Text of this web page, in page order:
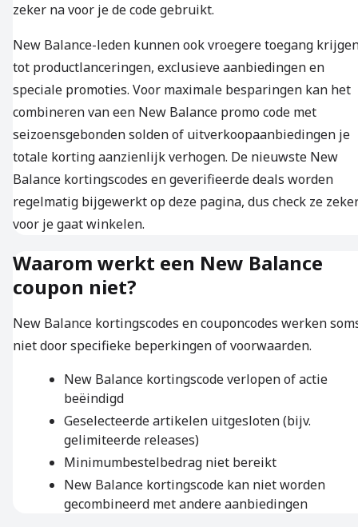
zeker na voor je de code gebruikt.
New Balance-leden kunnen ook vroegere toegang
tot productlanceringen, exclusieve aanbiedingen en
speciale promoties. Voor maximale besparingen kan het
combineren van een New Balance promo code met
seizoensgebonden solden of uitverkoopaanbiedingen je
totale korting aanzienlijk verhogen. De nieuwste New
Balance kortingscodes en geverifieerde deals worden
regelmatig bijgewerkt op deze pagina, dus check ze
voor je gaat winkelen.
Waarom werkt een New Balance
coupon niet?
New Balance kortingscodes en couponcodes werken
niet door specifieke beperkingen of voorwaarden.
New Balance kortingscode verlopen of actie
beëindigd
Geselecteerde artikelen uitgesloten (bijv.
gelimiteerde releases)
Minimumbestelbedrag niet bereikt
New Balance kortingscode kan niet worden
gecombineerd met andere aanbiedingen